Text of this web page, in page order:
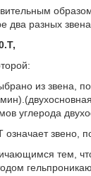
два разных
из звена,
углерода
означает звено,
тем,